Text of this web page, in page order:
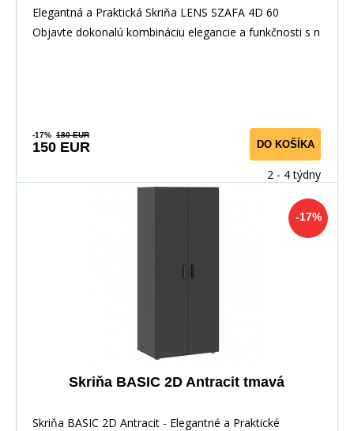
Elegantná a Praktická Skriňa LENS SZAFA 4D 60
Objavte dokonalú kombináciu elegancie a funkčnosti s n
-17% 180 EUR
150 EUR DO KOŠÍKA
2 - 4 týdny
-17%
Skriňa BASIC 2D Antracit tmavá
Skriňa BASIC 2D Antracit - Elegantné a Praktické